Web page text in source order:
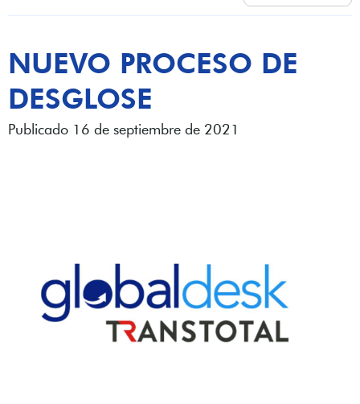
NUEVO PROCESO DE
DESGLOSE
Publicado 16 de septiembre de 2021